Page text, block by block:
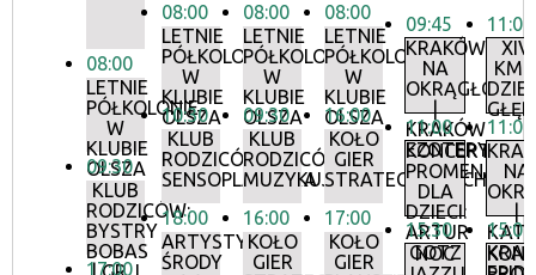
08:00
LETNIE
PÓŁKOLONIE
W
KLUBIE
OLSZA
09:30
KLUB
RODZICÓW:
BYSTRY
BOBAS
17:00
08:00
LETNIE
PÓŁKOLONIE
W
KLUBIE
OLSZA
10:30
KLUB
RODZICÓW:
SENSOPLASTYKA
18:00
ARTYSTYCZNE
ŚRODY
08:00
LETNIE
PÓŁKOLONIE
W
KLUBIE
OLSZA
09:30
KLUB
RODZICÓW:
MUZYKUJMY!
16:00
KOŁO
GIER
08:00
LETNIE
PÓŁKOLONIE
W
KLUBIE
OLSZA
16:00
KOŁO
GIER
STRATEGICZNYCH
17:00
KOŁO
GIER
09:45
KRAKÓW
NA
OKRĄGŁO
|
KRAKÓW
11:00
KONCERTY
DLA
DZIECI:
ARTUR
GOTZ
15:30
NOC
11:00
XIV
11:00
NA
|
15:00